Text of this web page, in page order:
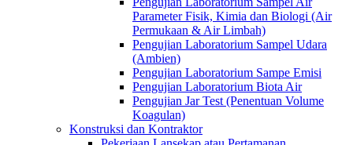
Parameter Fisik, Kimia dan Biologi (Air
Permukaan & Air Limbah)
Pengujian Laboratorium Sampel Udara
(Ambien)
Pengujian Laboratorium Sampe Emisi
Pengujian Laboratorium Biota Air
Pengujian Jar Test (Penentuan Volume
Koagulan)
Konstruksi dan Kontraktor